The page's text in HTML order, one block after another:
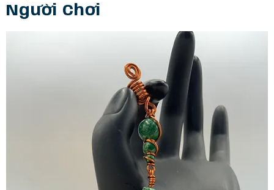
Người Chơi